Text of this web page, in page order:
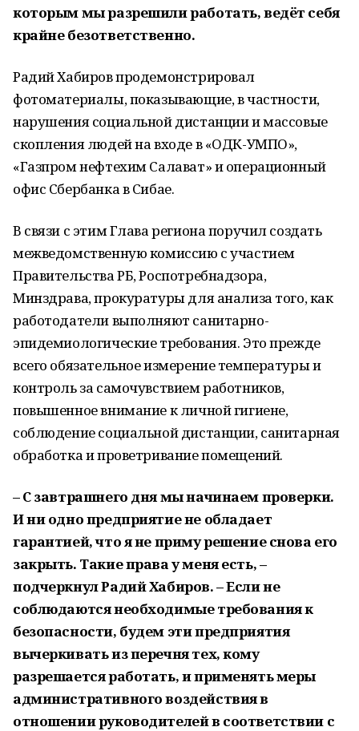
которым мы разрешили работать, ведёт себя
крайне безответственно.
Радий Хабиров продемонстрировал
фотоматериалы, показывающие, в частности,
нарушения социальной дистанции и массовые
скопления людей на входе в «ОДК-УМПО»,
«Газпром нефтехим Салават» и операционный
офис Сбербанка в Сибае.
В связи с этим Глава региона поручил создать
межведомственную комиссию с участием
Правительства РБ, Роспотребнадзора,
Минздрава, прокуратуры для анализа того, как
работодатели выполняют санитарно-
эпидемиологические требования. Это прежде
всего обязательное измерение температуры и
контроль за самочувствием работников,
повышенное внимание к личной гигиене,
соблюдение социальной дистанции, санитарная
обработка и проветривание помещений.
– С завтрашнего дня мы начинаем проверки.
И ни одно предприятие не обладает
гарантией, что я не приму решение снова его
закрыть. Такие права у меня есть, –
подчеркнул Радий Хабиров. – Если не
соблюдаются необходимые требования к
безопасности, будем эти предприятия
вычеркивать из перечня тех, кому
разрешается работать, и применять меры
административного воздействия в
отношении руководителей в соответствии с